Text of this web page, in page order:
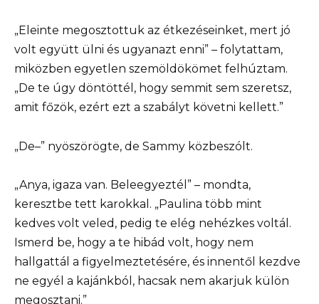
„Eleinte megosztottuk az étkezéseinket, mert jó
volt együtt ülni és ugyanazt enni” – folytattam,
miközben egyetlen szemöldökömet felhúztam.
„De te úgy döntöttél, hogy semmit sem szeretsz,
amit főzök, ezért ezt a szabályt követni kellett.”
„De–” nyöszörögte, de Sammy közbeszólt.
„Anya, igaza van. Beleegyeztél” – mondta,
keresztbe tett karokkal. „Paulina több mint
kedves volt veled, pedig te elég nehézkes voltál.
Ismerd be, hogy a te hibád volt, hogy nem
hallgattál a figyelmeztetésére, és innentől kezdve
ne egyél a kajánkból, hacsak nem akarjuk külön
megosztani.”